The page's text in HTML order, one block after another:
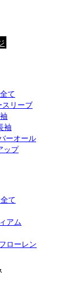
て
スリーブ
袖
ーオール
ップ
て
アム
ローレン